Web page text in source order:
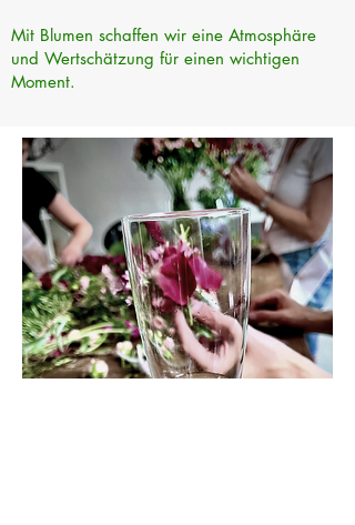
Mit Blumen schaffen wir eine Atmosphäre
und Wertschätzung für einen wichtigen
Moment. ​